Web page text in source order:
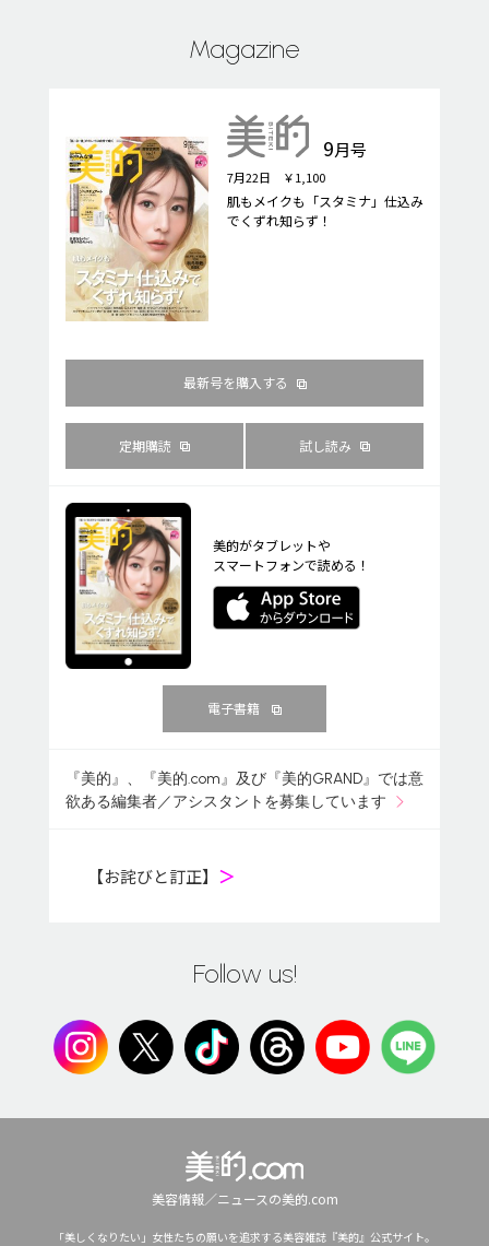
Magazine
9月号
7月22日 ￥1,100
肌もメイクも「スタミナ」仕込み
でくずれ知らず！
最新号を購入する
定期購読 試し読み
美的がタブレットや
スマートフォンで読める！
電子書籍
『美的』、『美的.com』及び『美的GRAND』では意
欲ある編集者／アシスタントを募集しています
【お詫びと訂正】 ＞
Follow us!
美容情報／ニュースの美的.com
「美しくなりたい」女性たちの願いを追求する美容雑誌『美的』公式サイト。